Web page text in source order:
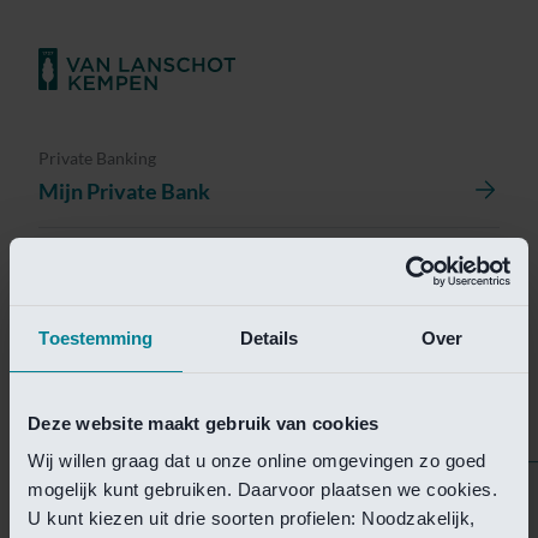
Toestemming Details Over
Deze website maakt gebruik van cookies
Wij willen graag dat u onze online omgevingen zo goed
mogelijk kunt gebruiken. Daarvoor plaatsen we cookies.
U kunt kiezen uit drie soorten profielen: Noodzakelijk,
Private Banking
Mijn Private Bank
Helaas is deze pagina